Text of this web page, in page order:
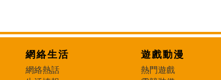
網絡生活
網絡熱話
遊戲動漫
熱門遊戲